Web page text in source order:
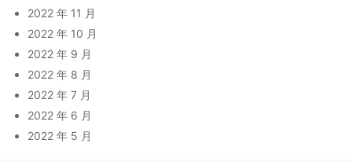
2022 年 11 月
2022 年 10 月
2022 年 9 月
2022 年 8 月
2022 年 7 月
2022 年 6 月
2022 年 5 月